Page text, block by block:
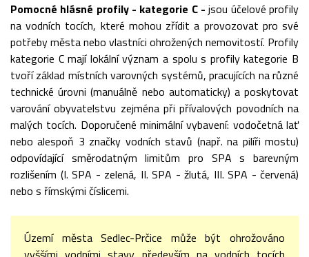
Pomocné hlásné profily - kategorie C - jsou účelové profily
na vodních tocích, které mohou zřídit a provozovat pro své
potřeby města nebo vlastníci ohrožených nemovitostí. Profily
kategorie C mají lokální význam a spolu s profily kategorie B
tvoří základ místních varovných systémů, pracujících na různé
technické úrovni (manuálně nebo automaticky) a poskytovat
varování obyvatelstvu zejména při přívalových povodních na
malých tocích. Doporučené minimální vybavení: vodočetná lať
nebo alespoň 3 značky vodních stavů (např. na pilíři mostu)
odpovídající směrodatným limitům pro SPA s barevným
rozlišením (I. SPA - zelená, II. SPA - žlutá, III. SPA - červená)
nebo s římskými číslicemi.
Území města Sedlec-Prčice může být ohrožováno